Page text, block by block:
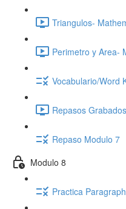
Triangulos-
Perimetro y Area-
Vocabulario/Word
Repasos
Repaso Modulo 7
Modulo 8
Practica